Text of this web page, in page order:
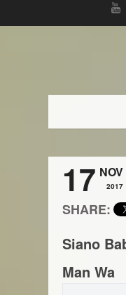
17 NOV
2017
SHARE:
Siano
Man Wa